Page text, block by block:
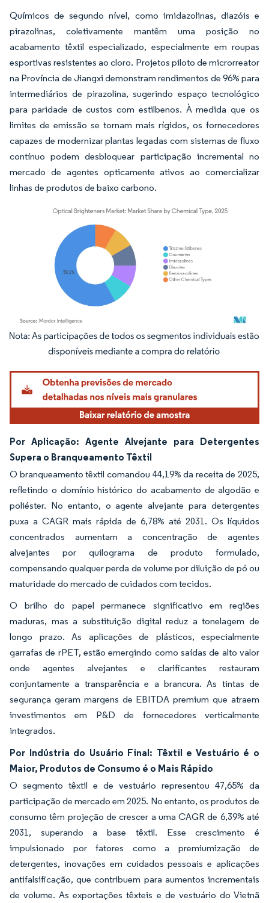
Químicos de segundo nível, como imidazolinas, diazóis e
pirazolinas, coletivamente mantêm uma posição no
acabamento têxtil especializado, especialmente em roupas
esportivas resistentes ao cloro. Projetos piloto de microrreator
na Província de Jiangxi demonstram rendimentos de 96% para
intermediários de pirazolina, sugerindo espaço tecnológico
para paridade de custos com estilbenos. À medida que os
limites de emissão se tornam mais rígidos, os fornecedores
capazes de modernizar plantas legadas com sistemas de fluxo
contínuo podem desbloquear participação incremental no
mercado de agentes opticamente ativos ao comercializar
linhas de produtos de baixo carbono.
Imagem © Mordor Intelligence. O reuso requer atribuição conforme CC BY 4.0.
Por Aplicação: Agente Alvejante para Detergentes
Supera o Branqueamento Têxtil
O branqueamento têxtil comandou 44,19% da receita de 2025,
refletindo o domínio histórico do acabamento de algodão e
poliéster. No entanto, o agente alvejante para detergentes
puxa a CAGR mais rápida de 6,78% até 2031. Os líquidos
concentrados aumentam a concentração de agentes
alvejantes por quilograma de produto formulado,
compensando qualquer perda de volume por diluição de pó ou
maturidade do mercado de cuidados com tecidos.
O brilho do papel permanece significativo em regiões
maduras, mas a substituição digital reduz a tonelagem de
longo prazo. As aplicações de plásticos, especialmente
garrafas de rPET, estão emergindo como saídas de alto valor
onde agentes alvejantes e clarificantes restauram
conjuntamente a transparência e a brancura. As tintas de
segurança geram margens de EBITDA premium que atraem
investimentos em P&D de fornecedores verticalmente
integrados.
Por Indústria do Usuário Final: Têxtil e Vestuário é o
Maior, Produtos de Consumo é o Mais Rápido
O segmento têxtil e de vestuário representou 47,65% da
participação de mercado em 2025. No entanto, os produtos de
consumo têm projeção de crescer a uma CAGR de 6,39% até
2031, superando a base têxtil. Esse crescimento é
impulsionado por fatores como a premiumização de
detergentes, inovações em cuidados pessoais e aplicações
antifalsificação, que contribuem para aumentos incrementais
de volume. As exportações têxteis e de vestuário do Vietnã